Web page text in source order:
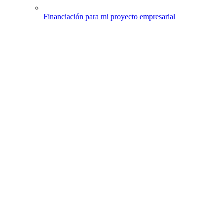
Financiación para mi proyecto empresarial